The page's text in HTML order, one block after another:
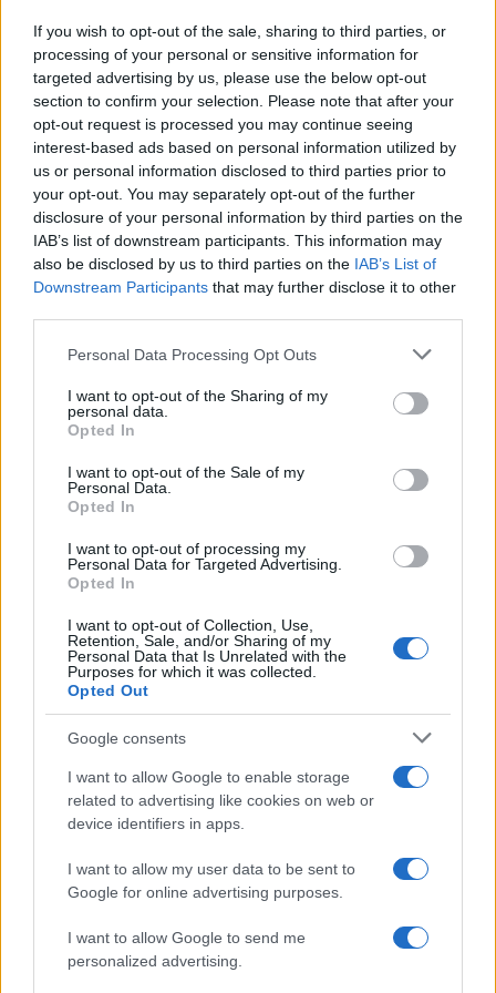
If you wish to opt-out of the sale, sharing to third parties, or
processing of your personal or sensitive information for
targeted advertising by us, please use the below opt-out
section to confirm your selection. Please note that after your
opt-out request is processed you may continue seeing
interest-based ads based on personal information utilized by
us or personal information disclosed to third parties prior to
your opt-out. You may separately opt-out of the further
disclosure of your personal information by third parties on the
IAB’s list of downstream participants. This information may
also be disclosed by us to third parties on the IAB’s List of
Downstream Participants that may further disclose it to other
Please note that this website/app uses one or more Google
not limited to your visit or usage behaviour. You may click to
grant or deny consent to Google and its third-party tags to
use your data for below specified purposes in below Google
consent section.
Personal Data Processing Opt Outs
I want to opt-out of the Sharing of my
personal data.
Opted In
I want to opt-out of the Sale of my
Personal Data.
Opted In
I want to opt-out of processing my
Personal Data for Targeted Advertising.
Opted In
I want to opt-out of Collection, Use,
Retention, Sale, and/or Sharing of my
Personal Data that Is Unrelated with the
Purposes for which it was collected.
Opted Out
Google consents
I want to allow Google to enable storage
related to advertising like cookies on web or
device identifiers in apps.
I want to allow my user data to be sent to
Google for online advertising purposes.
I want to allow Google to send me
personalized advertising.
I nostri cari
I nostri cari
Giovannimaria Cabras
Vuoi rimanere sempre aggiornato?
Iscriviti alla newsletter di Gallura Oggi e ricevi le nostre
email periodiche contenenti le ultime notizie pubblicate
sul sito web!
Indirizzo email*
Privacy
Utilizziamo Mailchimp come piattaforma di
tue informazioni siano trasferite a Mailchimp per
Leggi qui l'informativa sulla privacy
di Mailchimp .
facendo clic sul collegamento nel piè di pagina delle
nostre e-mail.